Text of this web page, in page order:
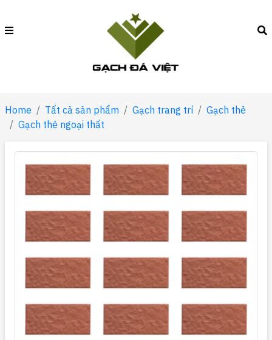
Home Tất cả sản phẩm Gạch trang trí
Gạch thẻ
Gạch thẻ ngoại thất